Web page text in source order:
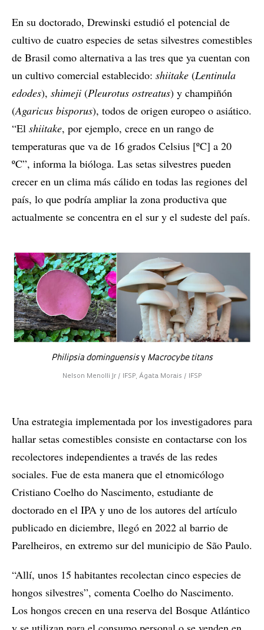
En su doctorado, Drewinski estudió el potencial de
cultivo de cuatro especies de setas silvestres comestibles
de Brasil como alternativa a las tres que ya cuentan con
un cultivo comercial establecido: shiitake (Lentinula
edodes), shimeji (Pleurotus ostreatus) y champiñón
(Agaricus bisporus), todos de origen europeo o asiático.
“El shiitake, por ejemplo, crece en un rango de
temperaturas que va de 16 grados Celsius [ºC] a 20
ºC”, informa la bióloga. Las setas silvestres pueden
crecer en un clima más cálido en todas las regiones del
país, lo que podría ampliar la zona productiva que
actualmente se concentra en el sur y el sudeste del país.
Philipsia dominguensisy Macrocybe titans
Nelson Menolli Jr / IFSP, Ágata Morais / IFSP
Una estrategia implementada por los investigadores para
hallar setas comestibles consiste en contactarse con los
recolectores independientes a través de las redes
sociales. Fue de esta manera que el etnomicólogo
Cristiano Coelho do Nascimento, estudiante de
doctorado en el IPA y uno de los autores del artículo
publicado en diciembre, llegó en 2022 al barrio de
Parelheiros, en extremo sur del municipio de São Paulo.
“Allí, unos 15 habitantes recolectan cinco especies de
hongos silvestres”, comenta Coelho do Nascimento.
Los hongos crecen en una reserva del Bosque Atlántico